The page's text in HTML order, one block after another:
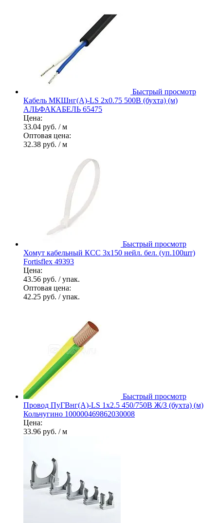
Быстрый просмотр
Кабель МКШнг(А)-LS 2х0.75 500В (бухта) (м)
АЛЬФАКАБЕЛЬ 65475
Цена:
33.04 руб. / м
Оптовая цена:
32.38 руб. / м
Быстрый просмотр
Хомут кабельный КСС 3х150 нейл. бел. (уп.100шт)
Fortisflex 49393
Цена:
43.56 руб. / упак.
Оптовая цена:
42.25 руб. / упак.
Быстрый просмотр
Провод ПуГВнг(А)-LS 1х2.5 450/750В Ж/З (бухта) (м)
Кольчугино 100000469862030008
Цена:
33.96 руб. / м